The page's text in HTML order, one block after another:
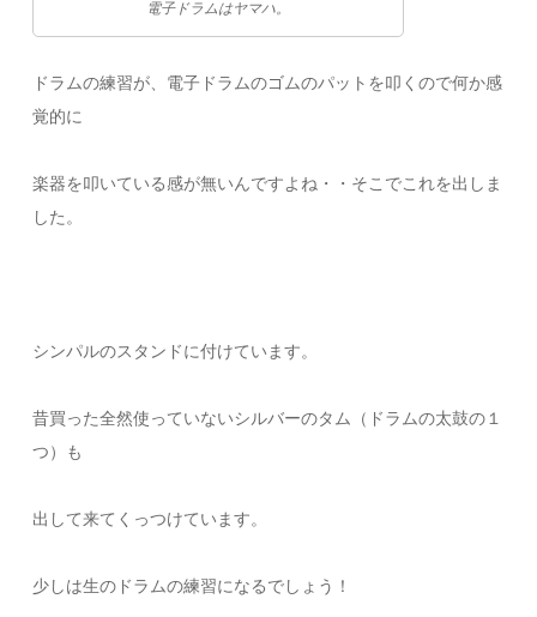
電子ドラムはヤマハ。
ドラムの練習が、電子ドラムのゴムのパットを叩くので何か感
覚的に
楽器を叩いている感が無いんですよね・・そこでこれを出しま
した。
シンパルのスタンドに付けています。
昔買った全然使っていないシルバーのタム（ドラムの太鼓の１
つ）も
出して来てくっつけています。
少しは生のドラムの練習になるでしょう！